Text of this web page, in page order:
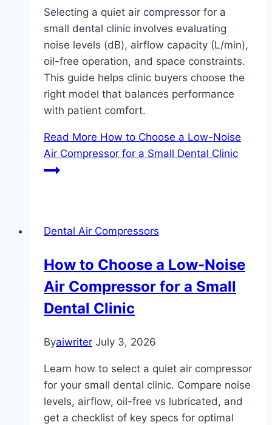
Selecting a quiet air compressor for a
small dental clinic involves evaluating
noise levels (dB), airflow capacity (L/min),
oil-free operation, and space constraints.
This guide helps clinic buyers choose the
right model that balances performance
with patient comfort.
Read More How to Choose a Low-Noise
Air Compressor for a Small Dental Clinic
Dental Air Compressors
How to Choose a Low-Noise
Air Compressor for a Small
Dental Clinic
Byaiwriter July 3, 2026
Learn how to select a quiet air compressor
for your small dental clinic. Compare noise
levels, airflow, oil-free vs lubricated, and
get a checklist of key specs for optimal